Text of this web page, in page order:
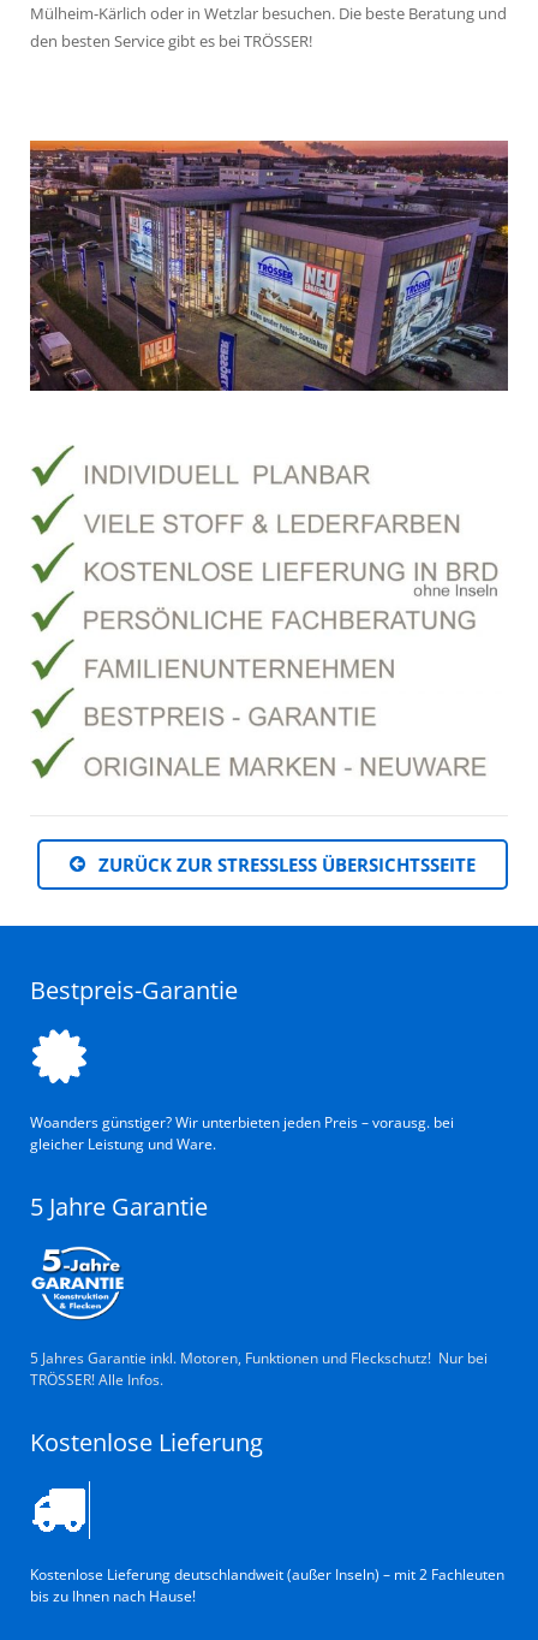
Mülheim-Kärlich oder in Wetzlar besuchen. Die beste Beratung und
den besten Service gibt es bei TRÖSSER!
ZURÜCK ZUR STRESSLESS ÜBERSICHTSSEITE
Bestpreis-Garantie
Woanders günstiger? Wir unterbieten jeden Preis – vorausg. bei
gleicher Leistung und Ware.
5 Jahre Garantie
5 Jahres Garantie inkl. Motoren, Funktionen und Fleckschutz! Nur bei
TRÖSSER! Alle Infos.
Kostenlose Lieferung
Kostenlose Lieferung deutschlandweit (außer Inseln) – mit 2 Fachleuten
bis zu Ihnen nach Hause!